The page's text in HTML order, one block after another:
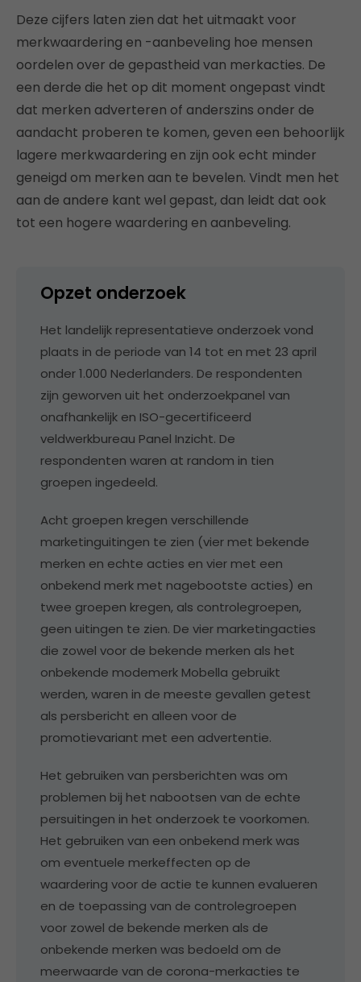
Deze cijfers laten zien dat het uitmaakt voor
merkwaardering en -aanbeveling hoe mensen
oordelen over de gepastheid van merkacties. De
een derde die het op dit moment ongepast vindt
dat merken adverteren of anderszins onder de
aandacht proberen te komen, geven een behoorlijk
lagere merkwaardering en zijn ook echt minder
geneigd om merken aan te bevelen. Vindt men het
aan de andere kant wel gepast, dan leidt dat ook
tot een hogere waardering en aanbeveling.
Opzet onderzoek
Het landelijk representatieve onderzoek vond
plaats in de periode van 14 tot en met 23 april
onder 1.000 Nederlanders. De respondenten
zijn geworven uit het onderzoekpanel van
onafhankelijk en ISO-gecertificeerd
veldwerkbureau Panel Inzicht. De
respondenten waren at random in tien
groepen ingedeeld.
Acht groepen kregen verschillende
marketinguitingen te zien (vier met bekende
merken en echte acties en vier met een
onbekend merk met nagebootste acties) en
twee groepen kregen, als controlegroepen,
geen uitingen te zien. De vier marketingacties
die zowel voor de bekende merken als het
onbekende modemerk Mobella gebruikt
werden, waren in de meeste gevallen getest
als persbericht en alleen voor de
promotievariant met een advertentie.
Het gebruiken van persberichten was om
problemen bij het nabootsen van de echte
persuitingen in het onderzoek te voorkomen.
Het gebruiken van een onbekend merk was
om eventuele merkeffecten op de
waardering voor de actie te kunnen evalueren
en de toepassing van de controlegroepen
voor zowel de bekende merken als de
onbekende merken was bedoeld om de
meerwaarde van de corona-merkacties te